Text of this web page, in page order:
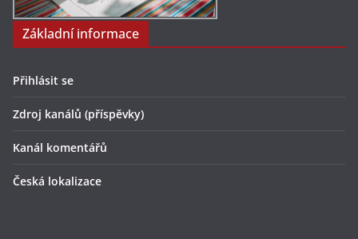
Základní informace
Přihlásit se
Zdroj kanálů (příspěvky)
Kanál komentářů
Česká lokalizace